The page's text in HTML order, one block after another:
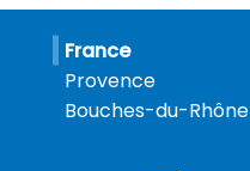
France
Provence
Bouches-du-Rhône